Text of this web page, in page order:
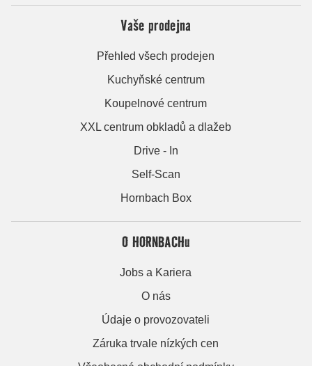
Vaše prodejna
Přehled všech prodejen
Kuchyňské centrum
Koupelnové centrum
XXL centrum obkladů a dlažeb
Drive - In
Self-Scan
Hornbach Box
O HORNBACHu
Jobs a Kariera
O nás
Údaje o provozovateli
Záruka trvale nízkých cen